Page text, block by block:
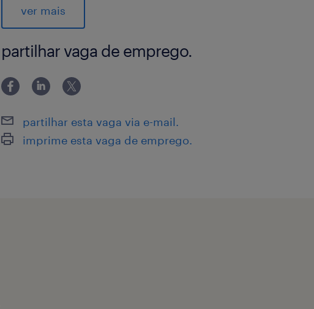
Experiência em rotinas de operações e melhoria contínua,
entendimento de metodologias ágeis, desejável Yellow Belt;
Ter flexibilidade de horário.
ver mais
partilhar vaga de emprego.
partilhar esta vaga via e-mail.
imprime esta vaga de emprego.